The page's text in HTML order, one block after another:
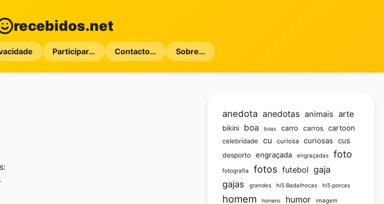
recebidos.net
Participar… Contacto… Sobre…
anedota anedotas animais arte
bikini boa boas carro carros cartoon
celebridade cu curiosa curiosas cus
desporto engraçada engraçadas foto
fotografia fotos futebol gaja
gajas grandes hi5 Badalhocas hi5 porcas
homem homens humor imagem